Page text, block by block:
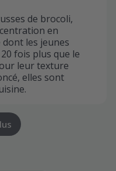
de brocoli,
en
les jeunes
fois plus que le
leur texture
elles sont